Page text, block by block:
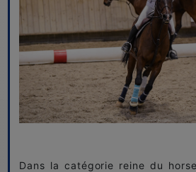
Dans la catégorie reine du